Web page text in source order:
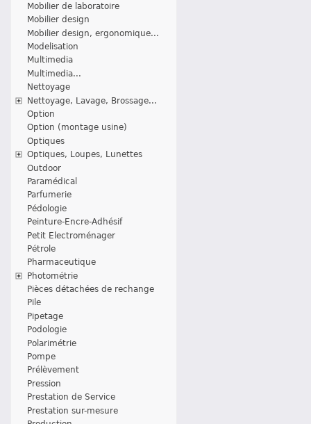
Mobilier de laboratoire
Mobilier design
Mobilier design, ergonomique...
Modelisation
Multimedia
Multimedia...
Nettoyage
Nettoyage, Lavage, Brossage...
Option
Option (montage usine)
Optiques
Optiques, Loupes, Lunettes
Outdoor
Paramédical
Parfumerie
Pédologie
Peinture-Encre-Adhésif
Petit Electroménager
Pétrole
Pharmaceutique
Photométrie
Pièces détachées de rechange
Pile
Pipetage
Podologie
Polarimétrie
Pompe
Prélèvement
Pression
Prestation de Service
Prestation sur-mesure